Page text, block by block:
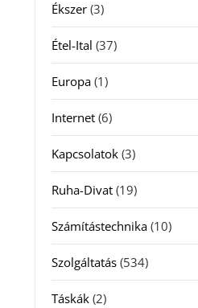
Ékszer(3)
Étel-Ital (37)
Europa(1)
Internet(6)
Kapcsolatok(3)
Ruha-Divat(19)
Számítástechnika(10)
Szolgáltatás(534)
Táskák(2)